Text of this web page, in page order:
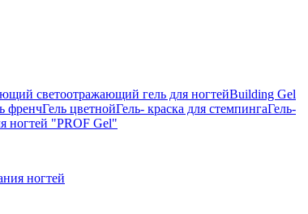
светоотражающий гель для ногтейBuilding Gel
френчГель цветнойГель- краска для стемпингаГель-
ногтей "PROF Gel"
ногтей